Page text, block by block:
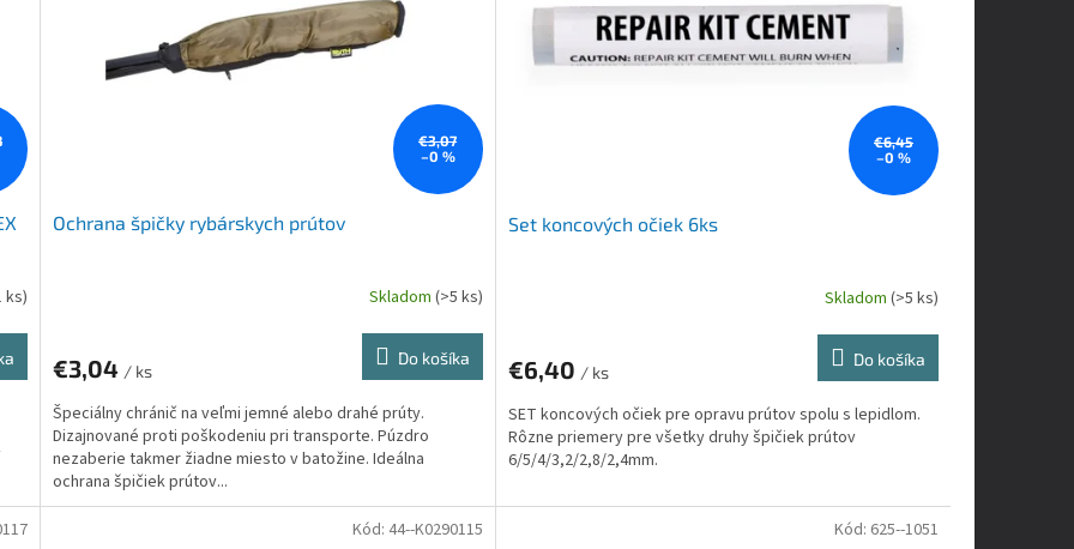
ks)
€3,07
–0 %
Ochrana špičky rybárskych prútov
Skladom (>5 ks)
€3,04 / ks
Do košíka
Špeciálny chránič na veľmi jemné alebo drahé prúty.
Dizajnované proti poškodeniu pri transporte. Púzdro
nezaberie takmer žiadne miesto v batožine. Ideálna
ochrana špičiek prútov...
€6,45
–0 %
Set koncových očiek 6ks
Skladom (>5 ks)
€6,40 / ks
Do košíka
SET koncových očiek pre opravu prútov spolu s lepidlom.
Rôzne priemery pre všetky druhy špičiek prútov
6/5/4/3,2/2,8/2,4mm.
Kód: 44--K0290115 Kód: 625--1051